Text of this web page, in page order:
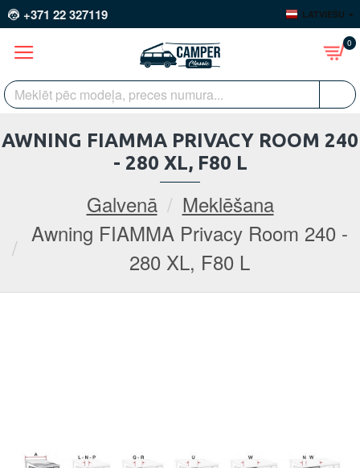
+371 22 327119 LATVIEŠU
0
Galvenā
Meklēšana
Awning FIAMMA Privacy Room 240 -
280 XL, F80 L
AWNING FIAMMA PRIVACY ROOM 240
- 280 XL, F80 L